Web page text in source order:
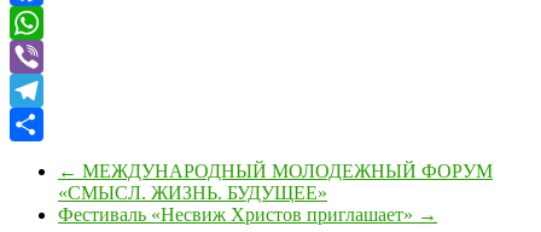
Facebook
WhatsApp
Viber
Telegram
← МЕЖДУНАРОДНЫЙ МОЛОДЕЖНЫЙ ФОРУМ
«СМЫСЛ. ЖИЗНЬ. БУДУЩЕЕ»
Фестиваль «Несвиж Христов приглашает» →